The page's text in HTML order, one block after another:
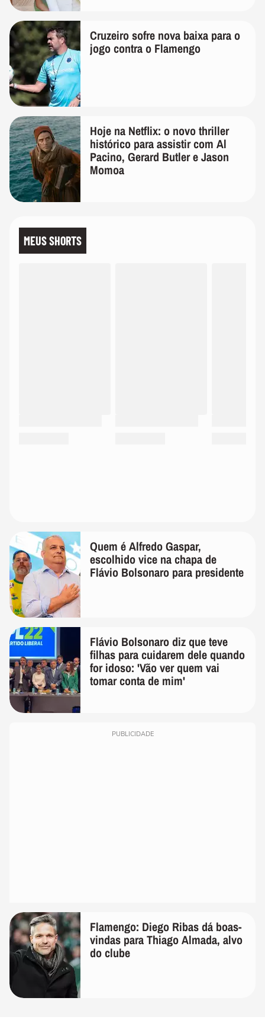
Cruzeiro sofre nova baixa para o
jogo contra o Flamengo
Hoje na Netflix: o novo thriller
histórico para assistir com Al
Pacino, Gerard Butler e Jason
Momoa
MEUS SHORTS
Quem é Alfredo Gaspar,
escolhido vice na chapa de
Flávio Bolsonaro para presidente
Flávio Bolsonaro diz que teve
filhas para cuidarem dele quando
for idoso: 'Vão ver quem vai
tomar conta de mim'
PUBLICIDADE
Flamengo: Diego Ribas dá boas-
vindas para Thiago Almada, alvo
do clube